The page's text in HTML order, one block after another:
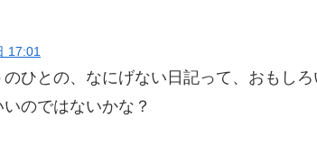
17:01
のひとの、なにげない日記って、おもし
のではないかな？